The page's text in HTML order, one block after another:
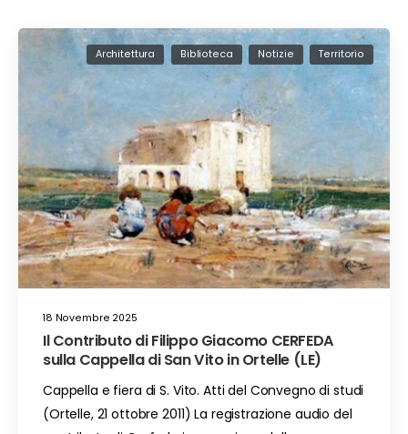
18 Novembre 2025
Architettura Biblioteca Notizie Territorio
Il Contributo di Filippo Giacomo CERFEDA
sulla Cappella di San Vito in Ortelle (LE)
Cappella e fiera di S. Vito. Atti del Convegno di studi
(Ortelle, 21 ottobre 2011) La registrazione audio del